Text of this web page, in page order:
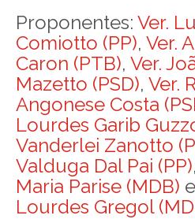
Proponentes: Ver.
Comiotto (PP), Ver.
Caron (PTB), Ver.
Mazetto (PSD), Ver.
Angonese Costa
Lourdes Garib
Vanderlei Zanotto
Valduga Dal Pai (PP),
Maria Parise (MDB) e
Lourdes Gregol